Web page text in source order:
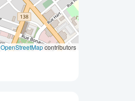
OpenStreetMapcontributors